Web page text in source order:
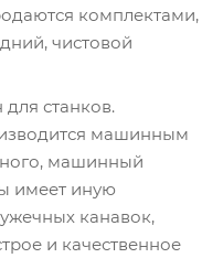
комплектами,
чистовой
станков.
машинным
машинный
имеет иную
канавок,
и качественное